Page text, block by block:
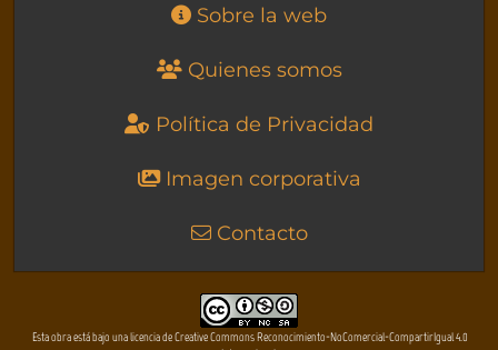
Sobre la web
Quienes somos
Política de Privacidad
Imagen corporativa
Contacto
Esta obra está bajo una licencia de Creative Commons Reconocimiento-NoComercial-CompartirIgual 4.0